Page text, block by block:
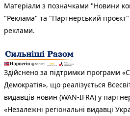
Матеріали з позначками "Новини
"Реклама" та "Партнерський проєкт"
реклами.
Здійснено за підтримки програми
Демократія», що реалізується
видавців новин (WAN-IFRA) у
«Незалежні регіональні видавці